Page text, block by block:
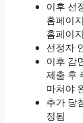
이후 선
홈페이
홈페이
선정자
이후 감
제출 후
마쳐야
추가 당
정됨